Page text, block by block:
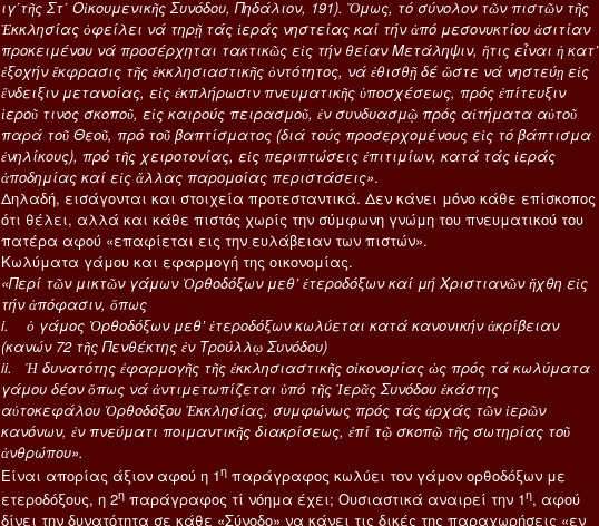
ιγ΄τῆς Στ΄ Οἰκουμενικῆς Συνόδου, Πηδάλιον, 191). Ὅμως, τό σύνολον τῶν πιστῶν τῆς
Ἐκκλησίας ὀφείλει νά τηρῇ τάς ἱεράς νηστείας καί τήν ἀπό μεσονυκτίου ἀσιτίαν
προκειμένου νά προσέρχηται τακτικῶς εἰς τήν θείαν Μετάληψιν, ἥτις εἶναι ἡ κατ’
ἐξοχήν ἔκφρασις τῆς ἐκκλησιαστικῆς ὀντότητος, νά ἐθισθῇ δέ ὥστε νά νηστεύῃ εἰς
ἔνδειξιν μετανοίας, εἰς ἐκπλήρωσιν πνευματικῆς ὑποσχέσεως, πρός ἐπίτευξιν
ἱεροῦ τινος σκοποῦ, εἰς καιρούς πειρασμοῦ, ἐν συνδυασμῷ πρός αἰτήματα αὐτοῦ
παρά τοῦ Θεοῦ, πρό τοῦ βαπτίσματος (διά τούς προσερχομένους εἰς τό βάπτισμα
ἐνηλίκους), πρό τῆς χειροτονίας, εἰς περιπτώσεις ἐπιτιμίων, κατά τάς ἱεράς
ἀποδημίας καί εἰς ἄλλας παρομοίας περιστάσεις».
Δηλαδή, εισάγονται και στοιχεία προτεσταντικά. Δεν κάνει μόνο κάθε επίσκοπος
ότι θέλει, αλλά και κάθε πιστός χωρίς την σύμφωνη γνώμη του πνευματικού του
πατέρα αφού «επαφίεται εις την ευλάβειαν των πιστών».
Κωλύματα γάμου και εφαρμογή της οικονομίας.
«Περί τῶν μικτῶν γάμων Ὀρθοδόξων μεθ’ ἑτεροδόξων καί μή Χριστιανῶν ἤχθη εἰς
τήν ἀπόφασιν, ὅπως
i. ὁ γάμος Ὀρθοδόξων μεθ’ ἑτεροδόξων κωλύεται κατά κανονικήν ἀκρίβειαν
(κανών 72 τῆς Πενθέκτης ἐν Τρούλλῳ Συνόδου)
ii. Ἡ δυνατότης ἐφαρμογῆς τῆς ἐκκλησιαστικῆς οἰκονομίας ὡς πρός τά κωλύματα
γάμου δέον ὅπως νά ἀντιμετωπίζεται ὑπό τῆς Ἱερᾶς Συνόδου ἑκάστης
αὐτοκεφάλου Ὀρθοδόξου Ἐκκλησίας, συμφώνως πρός τάς ἀρχάς τῶν ἱερῶν
κανόνων, ἐν πνεύματι ποιμαντικῆς διακρίσεως, ἐπί τῷ σκοπῷ τῆς σωτηρίας τοῦ
ἀνθρώπου».
Είναι απορίας άξιον αφού η 1η παράγραφος κωλύει τον γάμον ορθοδόξων με
ετεροδόξους, η 2η παράγραφος τί νόημα έχει; Ουσιαστικά αναιρεί την 1η, αφού
δίνει την δυνατότητα σε κάθε «Σύνοδο» να κάνει τις δικές της παραχωρήσεις «εν